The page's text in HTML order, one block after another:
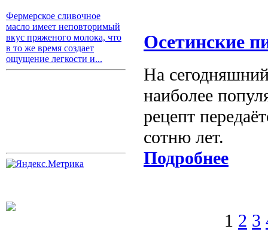
Фермерское сливочное
масло имеет неповторимый
вкус пряженого молока, что
в то же время создает
ощущение легкости и...
Осетинские
На
наиболее
рецепт
сотню лет.
Подробнее
1 2 3